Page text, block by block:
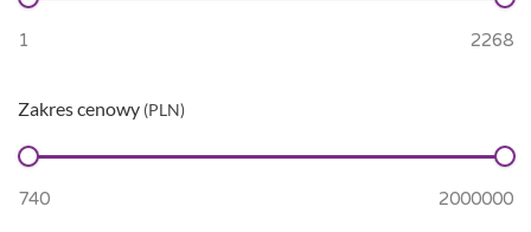
Zakres cenowy (PLN)